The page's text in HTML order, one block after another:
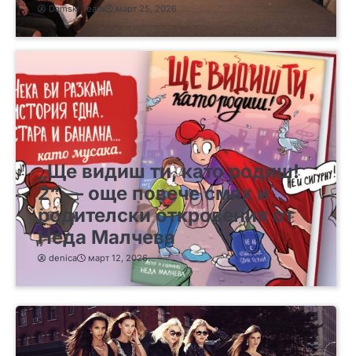
Damski Team март 25, 2026
„Ще видиш ти, като родиш!
2“ — още повече смях и
родителски откровения от
Неда Малчева
denica март 12, 2026